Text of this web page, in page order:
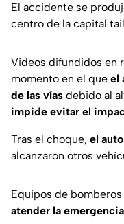
El accidente se
centro de la capital
Videos difundidos en
momento en el que el
de las vías debido al
impide evitar el
Tras el choque, el
alcanzaron otros
Equipos de
atender la